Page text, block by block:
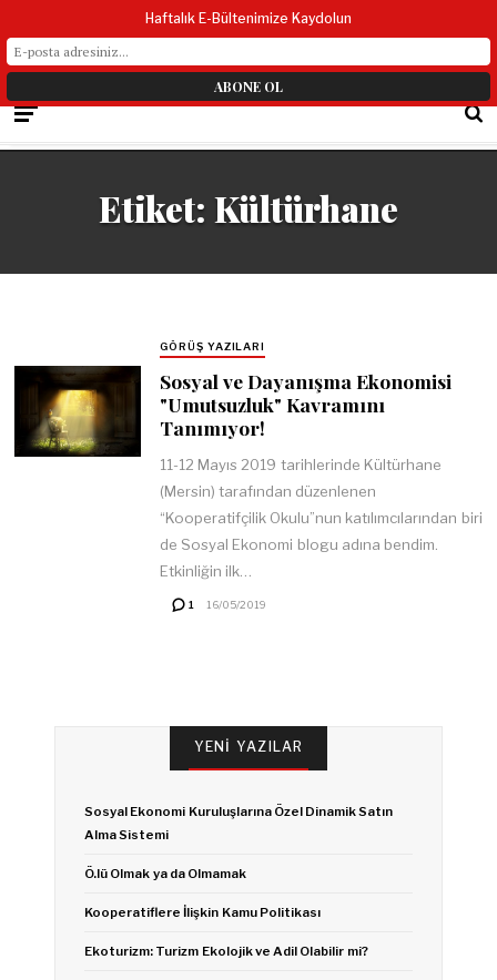
Etiket: Kültürhane
GÖRÜŞ YAZILARI
Sosyal ve Dayanışma Ekonomisi
"Umutsuzluk" Kavramını
Tanımıyor!
11-12 Mayıs 2019 tarihlerinde Kültürhane
(Mersin) tarafından düzenlenen
“Kooperatifçilik Okulu”nun katılımcılarından biri
de Sosyal Ekonomi blogu adına bendim.
Etkinliğin ilk…
1 16/05/2019
YENI YAZILAR
Sosyal Ekonomi Kuruluşlarına Özel Dinamik Satın
Alma Sistemi
Ö.lü Olmak ya da Olmamak
Kooperatiflere İlişkin Kamu Politikası
Ekoturizm: Turizm Ekolojik ve Adil Olabilir mi?
Haftalık E-Bültenimize Kaydolun